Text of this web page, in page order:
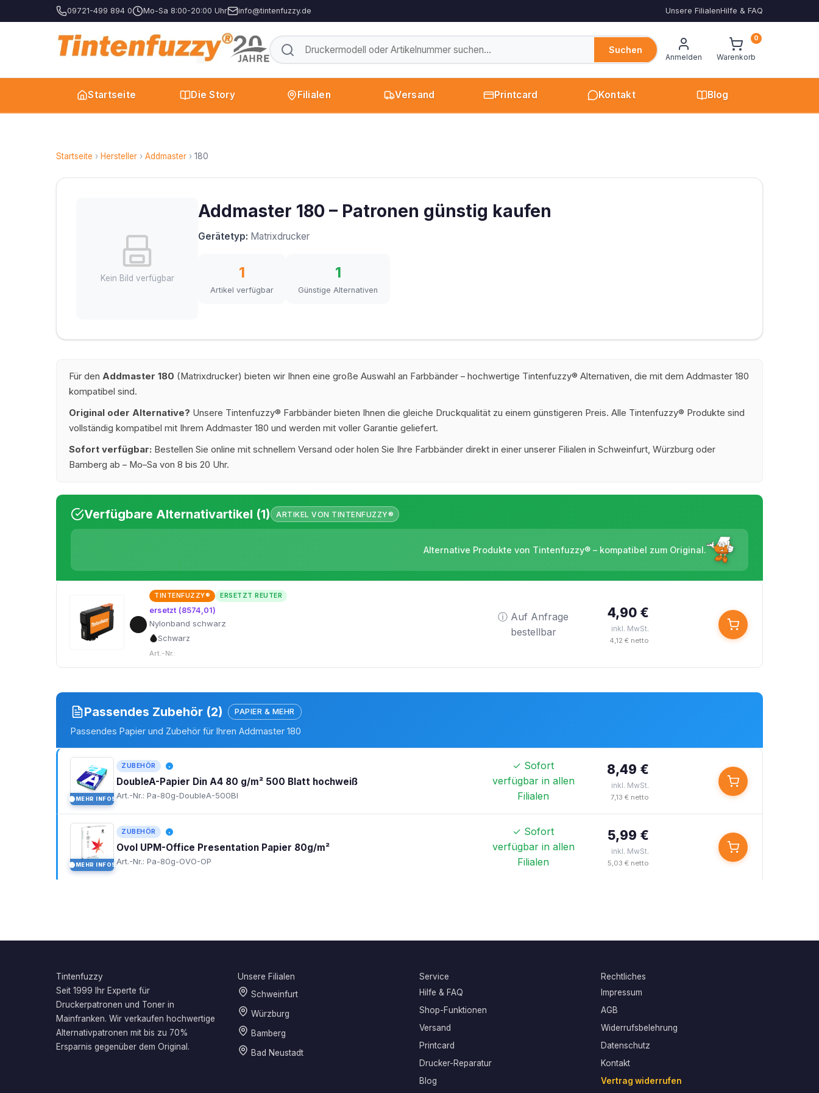
09721-499 894 0 Mo-Sa 8:00-20:00 Uhr info@tintenfuzzy.de Unsere FilialenHilfe & FAQ
Suchen
Anmelden Warenkorb
0
Startseite Die Story Filialen Versand Printcard Kontakt Blog
Startseite › Hersteller › Addmaster › 180
Kein Bild verfügbar
Addmaster 180 – Patronen günstig kaufen
Gerätetyp: Matrixdrucker
1
Artikel verfügbar
1
Günstige Alternativen
Für den Addmaster 180 (Matrixdrucker) bieten wir Ihnen eine große Auswahl an Farbbänder – hochwertige Tintenfuzzy® Alternativen, die mit dem Addmaster 180
kompatibel sind.
Original oder Alternative? Unsere Tintenfuzzy® Farbbänder bieten Ihnen die gleiche Druckqualität zu einem günstigeren Preis. Alle Tintenfuzzy® Produkte sind
vollständig kompatibel mit Ihrem Addmaster 180 und werden mit voller Garantie geliefert.
Sofort verfügbar: Bestellen Sie online mit schnellem Versand oder holen Sie Ihre Farbbänder direkt in einer unserer Filialen in Schweinfurt, Würzburg oder
Bamberg ab – Mo–Sa von 8 bis 20 Uhr.
Verfügbare Alternativartikel (1) ARTIKEL VON TINTENFUZZY®
Alternative Produkte von Tintenfuzzy® – kompatibel zum Original.
TINTENFUZZY® ERSETZT REUTER
ersetzt (8574,01)
Nylonband schwarz
Schwarz
Art.-Nr.:
ⓘ Auf Anfrage
bestellbar
4,90 €
inkl. MwSt.
4,12 € netto
Passendes Zubehör (2) PAPIER & MEHR
Passendes Papier und Zubehör für Ihren Addmaster 180
MEHR INFOS
ZUBEHÖR
DoubleA-Papier Din A4 80 g/m² 500 Blatt hochweiß
Art.-Nr.: Pa-80g-DoubleA-500Bl
✓ Sofort
verfügbar in allen
Filialen
8,49 €
inkl. MwSt.
7,13 € netto
MEHR INFOS
ZUBEHÖR
Ovol UPM-Office Presentation Papier 80g/m²
Art.-Nr.: Pa-80g-OVO-OP
✓ Sofort
verfügbar in allen
Filialen
5,99 €
inkl. MwSt.
5,03 € netto
Tintenfuzzy
Seit 1999 Ihr Experte für
Druckerpatronen und Toner in
Mainfranken. Wir verkaufen hochwertige
Alternativpatronen mit bis zu 70%
Ersparnis gegenüber dem Original.
Unsere Filialen
Schweinfurt
Würzburg
Bamberg
Bad Neustadt
Service
Hilfe & FAQ
Shop-Funktionen
Versand
Printcard
Drucker-Reparatur
Blog
Rechtliches
Impressum
AGB
Widerrufsbelehrung
Datenschutz
Kontakt
Vertrag widerrufen